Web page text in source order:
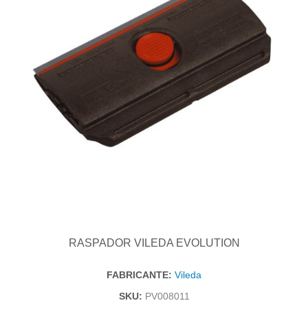
RASPADOR VILEDA EVOLUTION
FABRICANTE: Vileda
SKU: PV008011